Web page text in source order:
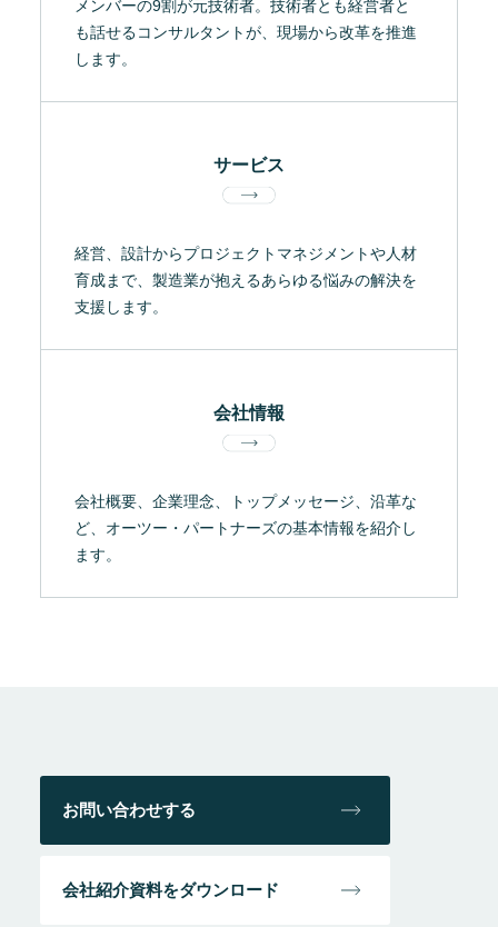
メンバーの9割が元技術者。技術者とも経営者と
も話せるコンサルタントが、現場から改革を推進
します。
サービス
経営、設計からプロジェクトマネジメントや人材
育成まで、製造業が抱えるあらゆる悩みの解決を
支援します。
会社情報
会社概要、企業理念、トップメッセージ、沿革な
ど、オーツー・パートナーズの基本情報を紹介し
ます。
お問い合わせする
会社紹介資料をダウンロード